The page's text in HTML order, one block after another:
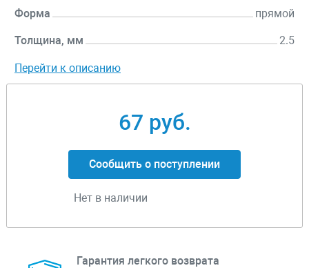
Форма прямой
Толщина, мм 2.5
Перейти к описанию
67 руб.
Сообщить о поступлении
Нет в наличии
Гарантия легкого возврата